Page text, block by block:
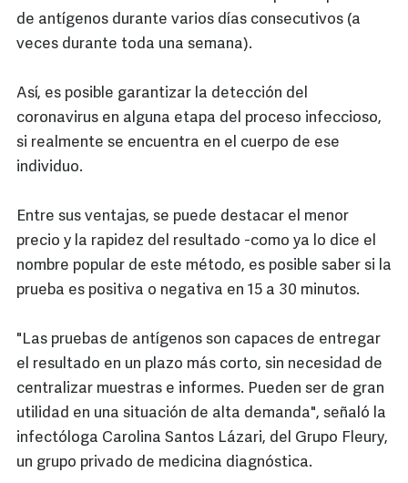
de antígenos durante varios días consecutivos (a
veces durante toda una semana).
Así, es posible garantizar la detección del
coronavirus en alguna etapa del proceso infeccioso,
si realmente se encuentra en el cuerpo de ese
individuo.
Entre sus ventajas, se puede destacar el menor
precio y la rapidez del resultado -como ya lo dice el
nombre popular de este método, es posible saber si la
prueba es positiva o negativa en 15 a 30 minutos.
"Las pruebas de antígenos son capaces de entregar
el resultado en un plazo más corto, sin necesidad de
centralizar muestras e informes. Pueden ser de gran
utilidad en una situación de alta demanda", señaló la
infectóloga Carolina Santos Lázari, del Grupo Fleury,
un grupo privado de medicina diagnóstica.